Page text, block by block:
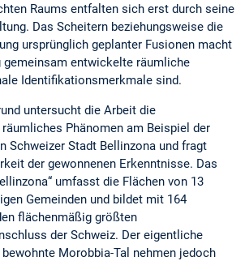
Raums entfalten sich erst durch seine
Das Scheitern beziehungsweise die
ursprünglich geplanter Fusionen macht
entwickelte räumliche
Identifikationsmerkmale sind.
untersucht die Arbeit die
Phänomen am Beispiel der
Schweizer Stadt Bellinzona und fragt
der gewonnenen Erkenntnisse. Das
umfasst die Flächen von 13
Gemeinden und bildet mit 164
flächenmäßig größten
der Schweiz. Der eigentliche
Morobbia-Tal nehmen jedoch